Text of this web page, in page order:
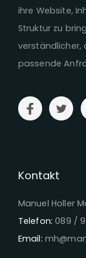
ihre Website,
Struktur zu
verständlicher,
passende
Kontakt
Manuel Holler
Telefon: 089 /
Email: